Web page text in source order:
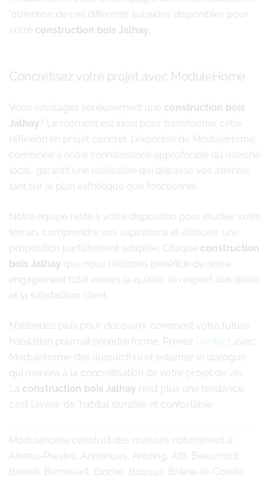
‘obtention de ces différents subsides disponibles pour
votre construction bois Jalhay.
Concrétisez votre projet avec ModuleHome
Vous envisagez sérieusement une construction bois
Jalhay? Le moment est idéal pour transformer cette
réflexion en projet concret. L’expertise de ModuleHome,
combinée à notre connaissance approfondie du marché
local, garantit une réalisation qui dépasse vos attentes
tant sur le plan esthétique que fonctionnel.
Notre équipe reste à votre disposition pour étudier votre
terrain, comprendre vos aspirations et élaborer une
proposition parfaitement adaptée. Chaque construction
bois Jalhay que nous réalisons bénéficie de notre
engagement total envers la qualité, le respect des délais
et la satisfaction client.
N’attendez plus pour découvrir comment votre future
habitation pourrait prendre forme. Prenez Contact avec
ModuleHome dès aujourd’hui et entamez le dialogue
qui mènera à la concrétisation de votre projet de vie.
La construction bois Jalhay n’est plus une tendance,
c’est l’avenir de ‘habitat durable et confortable.
Modulehome construit des maisons notamment à :
Aiseau-Presles, Anderlues, Antoing, Ath, Beaumont,
Beloeil, Bernissart, Binche, Boussu, Braine-le-Comte,